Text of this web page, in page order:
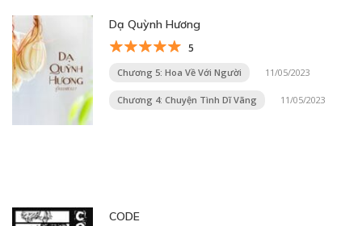
Dạ Quỳnh Hương
5
Chương 5: Hoa Về Với Người 11/05/2023
Chương 4: Chuyện Tình Dĩ Vãng 11/05/2023
CODE